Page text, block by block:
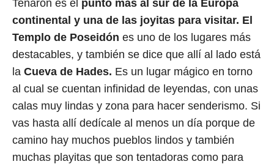
Tenaron es el punto más al sur de la Europa
continental y una de las joyitas para visitar. El
Templo de Poseidón es uno de los lugares más
destacables, y también se dice que allí al lado está
la Cueva de Hades. Es un lugar mágico en torno
al cual se cuentan infinidad de leyendas, con unas
calas muy lindas y zona para hacer senderismo. Si
vas hasta allí dedícale al menos un día porque de
camino hay muchos pueblos lindos y también
muchas playitas que son tentadoras como para